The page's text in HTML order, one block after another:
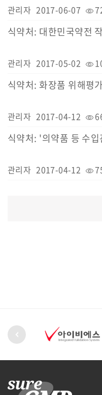
관리자 2017-06-07
식약처: 대한민국약전
관리자 2017-05-02
식약처: 화장품 위해평
관리자 2017-04-12
식약처: '의약품 등 수
관리자 2017-04-12